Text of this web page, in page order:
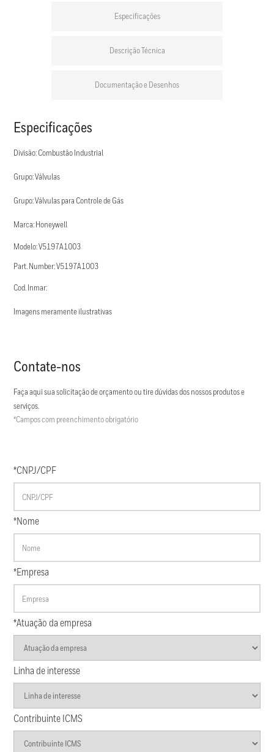
Especificações
Descrição Técnica
Documentação e Desenhos
Especificações
Divisão: Combustão Industrial
Grupo: Válvulas
Grupo: Válvulas para Controle de Gás
Marca: Honeywell
Modelo: V5197A1003
Part. Number: V5197A1003
Cod. Inmar:
Imagens meramente ilustrativas
Contate-nos
Faça aqui sua solicitação de orçamento ou tire dúvidas dos nossos produtos e
serviços.
*Campos com preenchimento obrigatório
*CNPJ/CPF
*Nome
*Empresa
*Atuação da empresa
Linha de interesse
Contribuinte ICMS